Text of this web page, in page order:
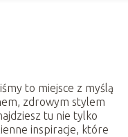
to miejsce z myślą
zdrowym stylem
tu nie tylko
inspiracje, które